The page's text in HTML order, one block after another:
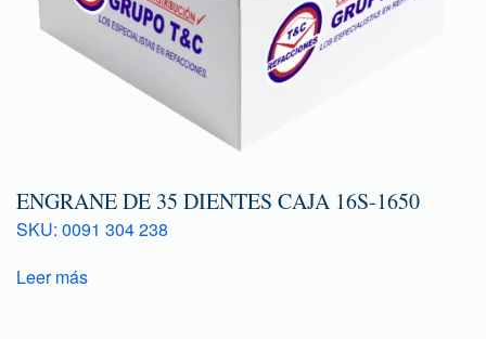
ENGRANE DE 35 DIENTES CAJA 16S-1650
SKU: 0091 304 238
Leer más